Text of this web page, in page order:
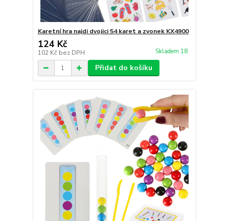
Karetní hra najdi dvojici 54 karet a zvonek KX4900
124 Kč
102 Kč bez DPH Skladem 18
Přidat do košíku